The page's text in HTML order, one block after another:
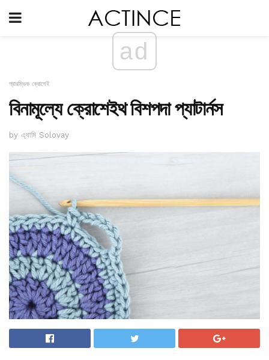
ad
প্রারম্ভিক ক্রোশেই
বিনামূল্যে ক্রোশেইথ বিশপদা প্যাটার্নস
by এ্যামি Solovay